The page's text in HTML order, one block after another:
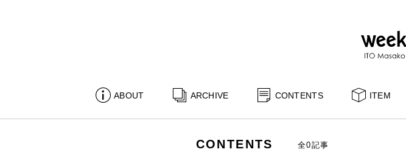
ABOUT ARCHIVE CONTENTS ITEM
CONTENTS 全0記事